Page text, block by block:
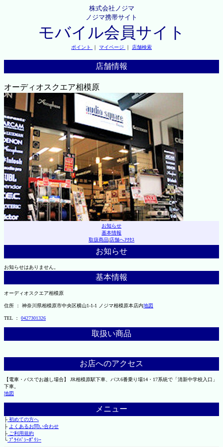
株式会社ノジマ
ノジマ携帯サイト
モバイル会員サイト
ポイント ｜ マイページ ｜ 店舗検索
店舗情報
オーディオスクエア相模原
お知らせ
基本情報
取扱商品|店舗へｱｸｾｽ
お知らせ
お知らせはありません。
基本情報
オーディオスクエア相模原
住所 ： 神奈川県相模原市中央区横山1-1-1 ノジマ相模原本店内地図
TEL ： 0427301326
取扱い商品
お店へのアクセス
【電車・バスでお越し場合】 JR相模原駅下車、バス6番乗り場14・17系統で「清新中学校入口」
下車。
地図
メニュー
├初めての方へ
├ よくあるお問い合わせ
├ご利用規約
└ﾌﾟﾗｲﾊﾞｼｰﾎﾟﾘｼｰ